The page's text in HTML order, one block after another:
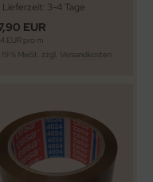
Lieferzeit: 3-4 Tage
EUR
EUR pro m
19 % MwSt. zzgl. Versandkosten